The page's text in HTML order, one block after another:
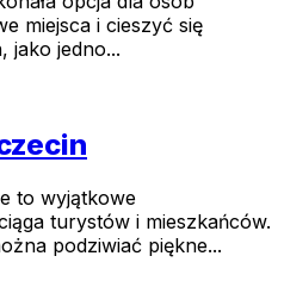
miejsca i cieszyć się
jako jedno...
to wyjątkowe
turystów i mieszkańców.
podziwiać piękne...